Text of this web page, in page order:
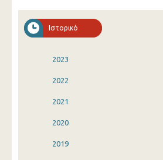
Ιστορικό
2023
2022
2021
2020
2019